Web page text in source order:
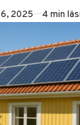
2025 4 min